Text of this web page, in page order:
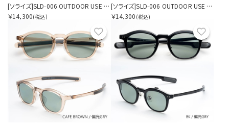
[ソライズ]SLD-006 OUTDOOR USE パリジャン 偏光モデル
￥14,300(税込)
[ソライズ]SLD-006 OUTDOOR USE パリジャン 偏光モデル
￥14,300 (税込)
お気に入り